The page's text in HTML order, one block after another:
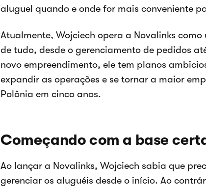
aluguel quando e onde for mais conveniente
Atualmente, Wojciech opera a Novalinks
de tudo, desde o gerenciamento de pedidos
novo empreendimento, ele tem planos
expandir as operações e se tornar a maior
Polônia em cinco anos.
Começando com a base
Ao lançar a Novalinks, Wojciech sabia que
gerenciar os aluguéis desde o início. Ao